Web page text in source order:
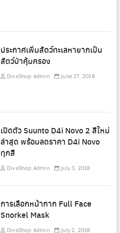
ประกาศเพิ่มสัตว์ทะเลหายากเป็น
สัตว์ป่าคุ้มครอง
DiveShop Admin June 27, 2018
เปิดตัว Suunto D4i Novo 2 สีใหม่
ล่าสุด พร้อมลดราคา D4i Novo
ทุกสี
DiveShop Admin July 3, 2018
การเลือกหน้ากาก Full Face
Snorkel Mask
DiveShop Admin July 2, 2018